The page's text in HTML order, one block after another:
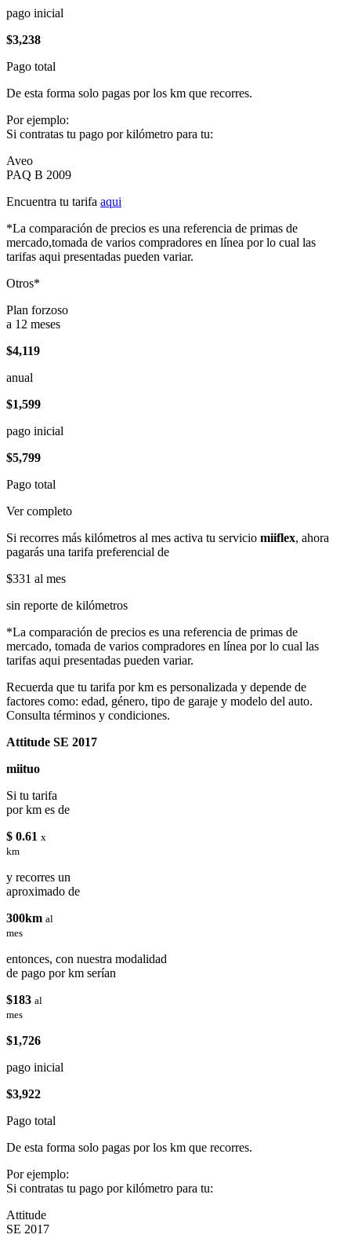
pago inicial
$3,238
Pago total
De esta forma solo pagas por los km que recorres.
Por ejemplo:
Si contratas tu pago por kilómetro para tu:
Aveo
PAQ B 2009
Encuentra tu tarifa aqui
*La comparación de precios es una referencia de primas de
mercado,tomada de varios compradores en línea por lo cual las
tarifas aqui presentadas pueden variar.
Otros*
Plan forzoso
a 12 meses
$4,119
anual
$1,599
pago inicial
$5,799
Pago total
Ver completo
Si recorres más kilómetros al mes activa tu servicio miiflex, ahora
pagarás una tarifa preferencial de
$331 al mes
sin reporte de kilómetros
*La comparación de precios es una referencia de primas de
mercado, tomada de varios compradores en línea por lo cual las
tarifas aqui presentadas pueden variar.
Recuerda que tu tarifa por km es personalizada y depende de
factores como: edad, género, tipo de garaje y modelo del auto.
Consulta términos y condiciones.
Attitude SE 2017
miituo
Si tu tarifa
por km es de
$ 0.61 x
km
y recorres un
aproximado de
300km al
mes
entonces, con nuestra modalidad
de pago por km serían
$183 al
mes
$1,726
pago inicial
$3,922
Pago total
De esta forma solo pagas por los km que recorres.
Por ejemplo:
Si contratas tu pago por kilómetro para tu:
Attitude
SE 2017